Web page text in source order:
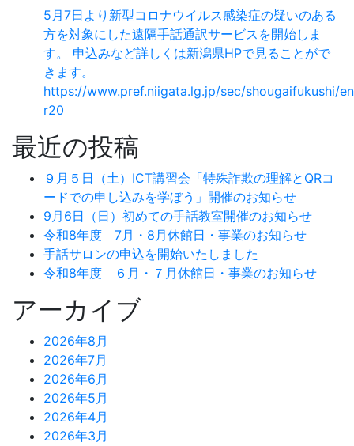
5月7日より新型コロナウイルス感染症の疑いのある
方を対象にした遠隔手話通訳サービスを開始しま
す。 申込みなど詳しくは新潟県HPで見ることがで
きます。
https://www.pref.niigata.lg.jp/sec/shougaifukushi/
r20
最近の投稿
９月５日（土）ICT講習会「特殊詐欺の理解とQRコ
ードでの申し込みを学ぼう」開催のお知らせ
9月6日（日）初めての手話教室開催のお知らせ
令和8年度 7月・8月休館日・事業のお知らせ
手話サロンの申込を開始いたしました
令和8年度 ６月・７月休館日・事業のお知らせ
アーカイブ
2026年8月
2026年7月
2026年6月
2026年5月
2026年4月
2026年3月